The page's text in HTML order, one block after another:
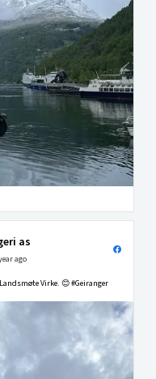
as
ago
Virke. 😊 #Geiranger